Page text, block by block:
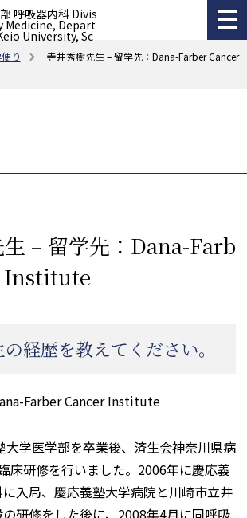
り
寺井秀樹先生 – 留学先：Dana-Farber Cancer
– 留学先：Dana-Farb
Institute
経歴を教えてください。
大学医学部を卒業後、済生会神奈川県病
床研修を行いました。2006年に慶応義
入局、慶応義塾大学病院と川崎市立井
研修をした後に、2008年4月に同呼吸